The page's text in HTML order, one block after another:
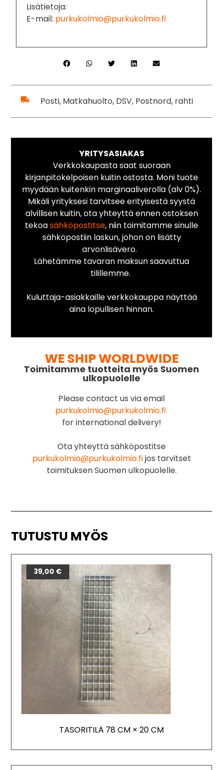
Lisätietoja:
E-mail: purkukolmio@purkukolmio.fi
Posti, Matkahuolto, DSV, Postnord, rahti
YRITYSASIAKAS
Verkkokaupasta saat suoraan
kirjanpitokelpoisen kuitin ostosta. Moni tuote
myydään kuitenkin marginaaliverolla (alv 0%).
Mikäli yrityksesi tarvitsee erityisestä syystä
alvillisen kuitin, ota yhteyttä ennen ostoksen
tekoasähköpostitse, niin toimitamme sinulle
sähköpostiin laskun, johon on lisätty
arvonlisävero.
Lähetämme tavaran maksun saavuttua
tilillemme.
Kuluttaja-asiakkaille verkkokauppa näyttää
aina lopullisen hinnan.
WE SHIP WORLDWIDE
Toimitamme tuotteita myös Suomen
ulkopuolelle
Please contact us via email
purkukolmio@purkukolmio.fi
for international delivery!
Ota yhteyttä sähköpostitse
purkukolmio@purkukolmio.fijos tarvitset
toimituksen Suomen ulkopuolelle.
TUTUSTU MYÖS
TASORITILÄ 78 CM × 20 CM
39,00 €